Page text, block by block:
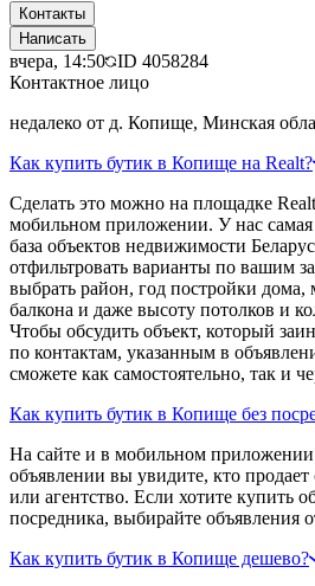
Контакты
Написать
вчера, 14:50 ID 4058284
Контактное лицо
недалеко от д. Копище, Минская
Как купить бутик в Копище на Realt?
Сделать это можно на площадке
мобильном приложении. У нас самая
база объектов недвижимости
отфильтровать варианты по вашим
выбрать район, год постройки дома,
балкона и даже высоту потолков и
Чтобы обсудить объект, который
по контактам, указанным в
сможете как самостоятельно, так и
Как купить бутик в Копище без
На сайте и в мобильном
объявлении вы увидите, кто
или агентство. Если хотите купить
посредника, выбирайте объявления
Как купить бутик в Копище дешево?